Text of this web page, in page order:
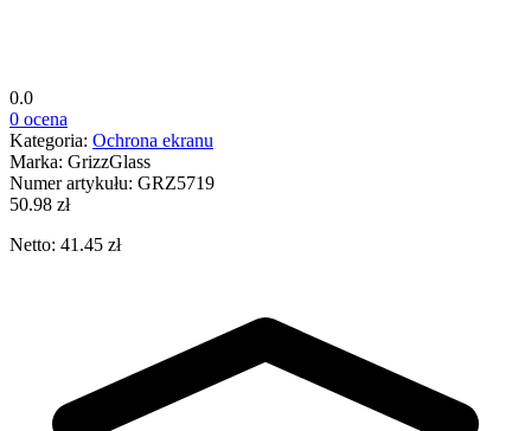
0.0
0 ocena
Kategoria: Ochrona ekranu
Marka: GrizzGlass
Numer artykułu: GRZ5719
50.98 zł
Netto: 41.45 zł